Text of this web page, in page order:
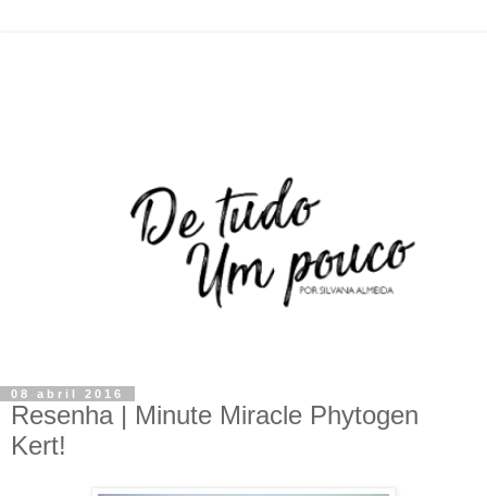
08 abril 2016
Resenha | Minute Miracle Phytogen
Kert!